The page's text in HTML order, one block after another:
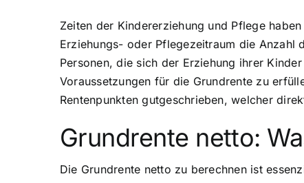
Zeiten der Kindererziehung und Pflege
Erziehungs- oder Pflegezeitraum die
Personen, die sich der Erziehung ihrer
Voraussetzungen für die Grundrente zu
Rentenpunkten gutgeschrieben, welcher
Grundrente netto:
Die Grundrente netto zu berechnen ist